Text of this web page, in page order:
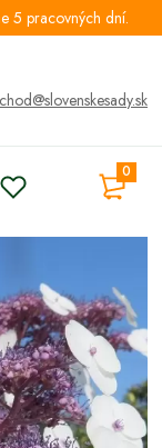
5 pracovných dní.
0